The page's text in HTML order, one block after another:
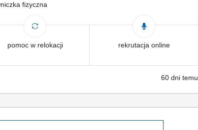
fizyczna
pomoc w relokacji rekrutacja online
60 dni temu